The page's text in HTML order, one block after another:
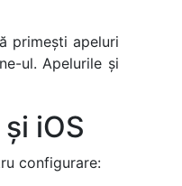
primești apeluri
ul. Apelurile și
iOS
configurare: